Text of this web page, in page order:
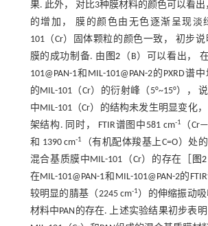
果. 此外， 对比3种膜材料的颜色可以看出
的增加， 膜的颜色由无色逐渐呈现淡
101（Cr）固体颗粒的颜色一致， 初步说
膜的成功制备. 由 图2 （B）可以看出，
101@PAN-1和MIL-101@PAN-2的PXRD谱
的MIL-101（Cr）的衍射峰（5°~15°），
中MIL-101（Cr）的结构未发生明显变化
架结构. 同时， FTIR谱图中581 cm-1 （
和 1390 cm-1
（有机配体羧基上C=O）处
混合基质膜中MIL-101（Cr）的存在［
图2
在MIL-101@PAN-1和MIL-101@PAN-2的
较明显的腈基（2245 cm-1）的伸缩振动
材料中PAN的存在. 上述实验结果初步表